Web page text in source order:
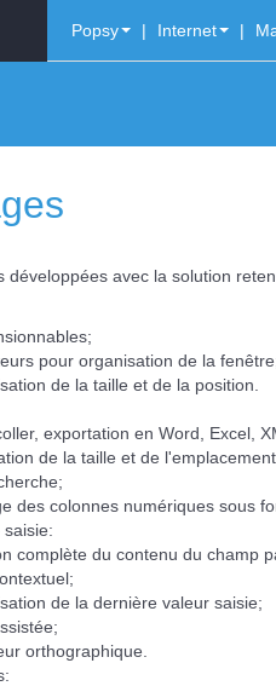
Popsy Internet
développées avec la solution
pour organisation de la
de la taille et de la position.
exportation en Word, Excel,
de la taille et de
des colonnes numériques sous
complète du contenu du champ
de la dernière valeur saisie;
orthographique.